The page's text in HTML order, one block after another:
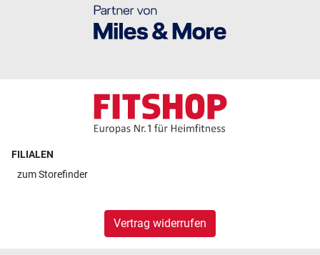
FILIALEN
zumStorefinder
Vertrag widerrufen